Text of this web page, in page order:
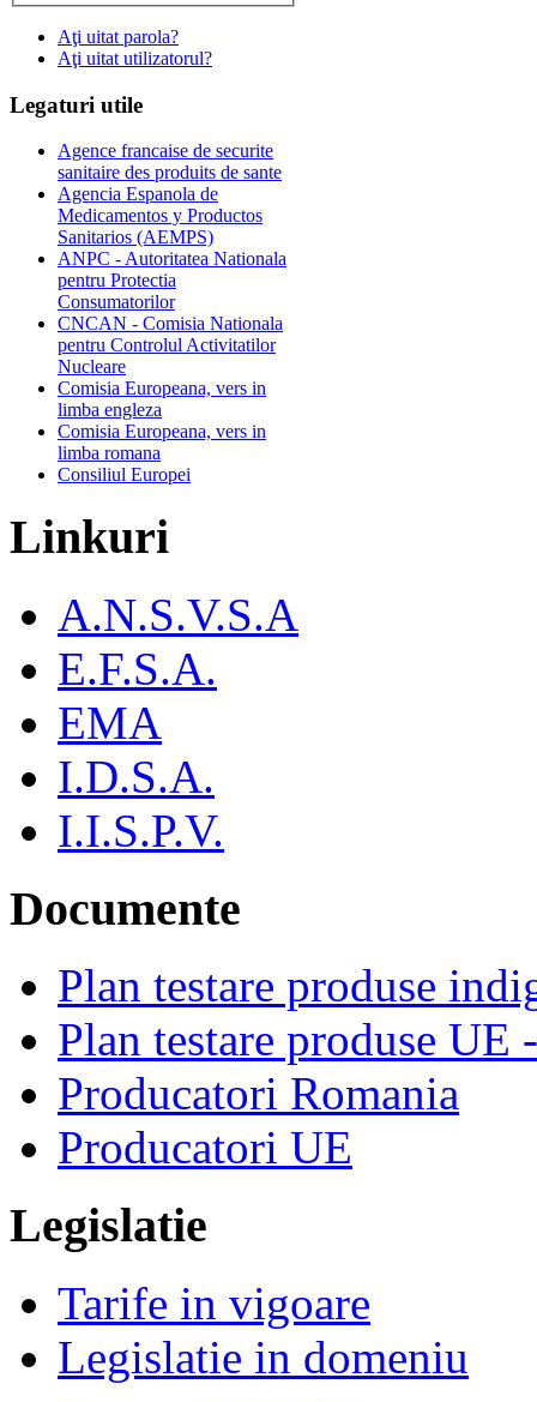
Aţi uitat parola?
Aţi uitat utilizatorul?
Legaturi utile
Agence francaise de securite
sanitaire des produits de sante
Agencia Espanola de
Medicamentos y Productos
Sanitarios (AEMPS)
ANPC - Autoritatea Nationala
pentru Protectia
Consumatorilor
CNCAN - Comisia Nationala
pentru Controlul Activitatilor
Nucleare
Comisia Europeana, vers in
limba engleza
Comisia Europeana, vers in
limba romana
Consiliul Europei
Linkuri
A.N.S.V.S.A
E.F.S.A.
EMA
I.D.S.A.
I.I.S.P.V.
Documente
Plan testare produse
Plan testare produse UE
Producatori Romania
Producatori UE
Legislatie
Tarife in vigoare
Legislatie in domeniu